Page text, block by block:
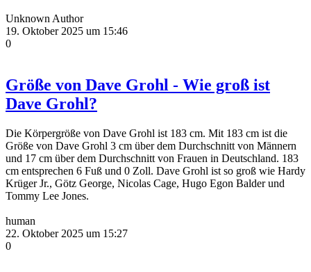
Unknown Author
19. Oktober 2025 um 15:46
0
Größe von Dave Grohl - Wie groß ist
Dave Grohl?
Die Körpergröße von Dave Grohl ist 183 cm. Mit 183 cm ist die
Größe von Dave Grohl 3 cm über dem Durchschnitt von Männern
und 17 cm über dem Durchschnitt von Frauen in Deutschland. 183
cm entsprechen 6 Fuß und 0 Zoll. Dave Grohl ist so groß wie Hardy
Krüger Jr., Götz George, Nicolas Cage, Hugo Egon Balder und
Tommy Lee Jones.
human
22. Oktober 2025 um 15:27
0